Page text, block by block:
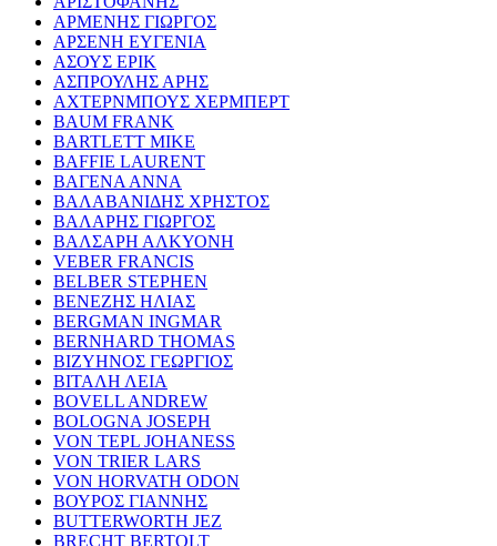
ΑΡΜΕΝΗΣ ΓΙΩΡΓΟΣ
ΑΡΣΕΝΗ ΕΥΓΕΝΙΑ
ΑΣΟΥΣ ΕΡΙΚ
ΑΣΠΡΟΥΛΗΣ ΑΡΗΣ
ΑΧΤΕΡΝΜΠΟΥΣ ΧΕΡΜΠΕΡΤ
BAUM FRANK
BARTLETT MIKE
BAFFIE LAURENT
ΒΑΓΕΝΑ ΑΝΝΑ
ΒΑΛΑΒΑΝΙΔΗΣ ΧΡΗΣΤΟΣ
ΒΑΛΑΡΗΣ ΓΙΩΡΓΟΣ
ΒΑΛΣΑΡΗ ΑΛΚΥΟΝΗ
VEBER FRANCIS
BELBER STEPHEN
ΒΕΝΕΖΗΣ ΗΛΙΑΣ
BERGMAN INGMAR
BERNHARD THOMAS
ΒΙΖΥΗΝΟΣ ΓΕΩΡΓΙΟΣ
ΒΙΤΑΛΗ ΛΕΙΑ
BOVELL ANDREW
BOLOGNA JOSEPH
VON TEPL JOHANESS
VON TRIER LARS
VON HORVATH ODON
ΒΟΥΡΟΣ ΓΙΑΝΝΗΣ
BUTTERWORTH JEZ
BRECHT BERTOLT